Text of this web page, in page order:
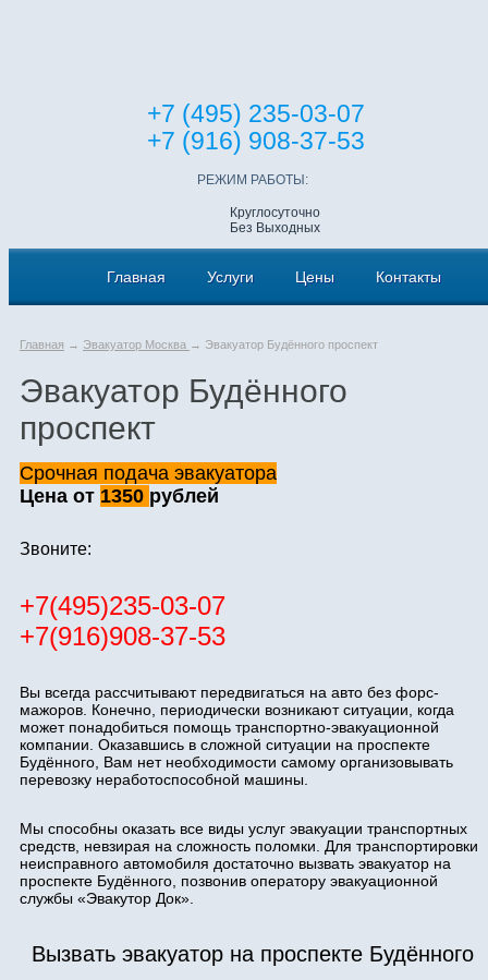
+7 (495) 235-03-07
+7 (916) 908-37-53
РЕЖИМ РАБОТЫ:
Круглосуточно
Без Выходных
Главная Услуги Цены Контакты
Главная → Эвакуатор Москва → Эвакуатор Будённого проспект
Эвакуатор Будённого
проспект
Срочная подача эвакуатора
Цена от 1350 рублей
Звоните:
+7(495)235-03-07
+7(916)908-37-53
Вы всегда рассчитывают передвигаться на авто без форс-
мажоров. Конечно, периодически возникают ситуации, когда
может понадобиться помощь транспортно-эвакуационной
компании. Оказавшись в сложной ситуации на проспекте
Будённого, Вам нет необходимости самому организовывать
перевозку неработоспособной машины.
Мы способны оказать все виды услуг эвакуации транспортных
средств, невзирая на сложность поломки. Для транспортировки
неисправного автомобиля достаточно вызвать эвакуатор на
проспекте Будённого, позвонив оператору эвакуационной
службы «Эвакутор Док».
Вызвать эвакуатор на проспекте Будённого